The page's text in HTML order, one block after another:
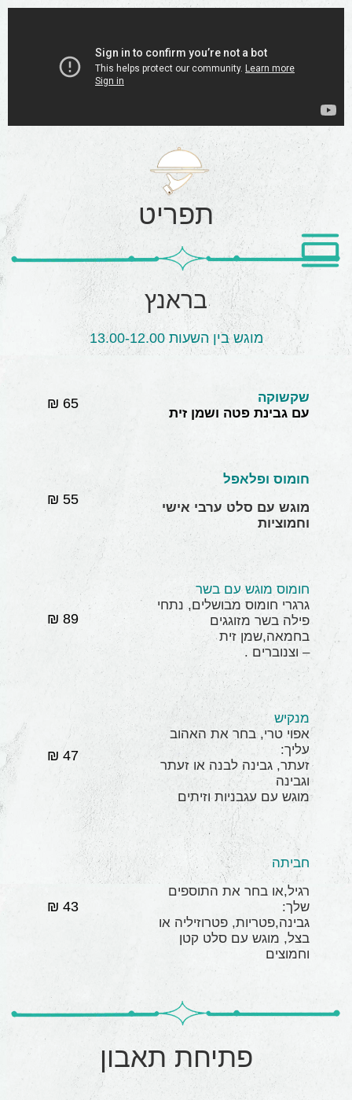
תפריט
בראנץ
מוגש בין השעות 13.00-12.00
שקשוקה
עם גבינת פטה ושמן זית
65 ₪
חומוס ופלאפל
מוגש עם סלט ערבי אישי
וחמוציות
55 ₪
חומוס מוגש עם בשר
גרגרי חומוס מבושלים, נתחי
פילה בשר מזוגגים
בחמאה,שמן זית
– וצנוברים .
89 ₪
מנקיש
אפוי טרי, בחר את האהוב
עליך:
זעתר, גבינה לבנה או זעתר
וגבינה
מוגש עם עגבניות וזיתים
47 ₪
חביתה
רגיל,או בחר את התוספים
שלך:
גבינה,פטריות, פטרוזיליה או
בצל, מוגש עם סלט קטן
וחמוצים
43 ₪
פתיחת תאבון